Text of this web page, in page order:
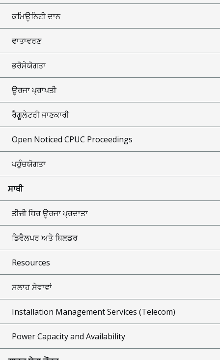
ਕਮਿਊਨਿਟੀ ਦਾਨ
ਵਾਤਾਵਰਣ
ਭਰੋਸੇਯੋਗਤਾ
ਊਰਜਾ ਪ੍ਰਾਪਤੀ
ਰੈਗੂਲੇਟਰੀ ਜਾਣਕਾਰੀ
Open Noticed CPUC Proceedings
ਪਹੁੰਚਯੋਗਤਾ
ਸਾਥੀ
ਤੀਜੀ ਧਿਰ ਊਰਜਾ ਪ੍ਰਦਾਤਾ
ਡਿਵੈਲਪਰ ਅਤੇ ਬਿਲਡਰ
Resources
ਸਲਾਹ ਸੇਵਾਵਾਂ
Installation Management Services (Telecom)
Power Capacity and Availability